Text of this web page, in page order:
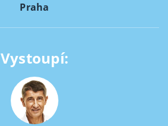
Praha
Vystoupí: